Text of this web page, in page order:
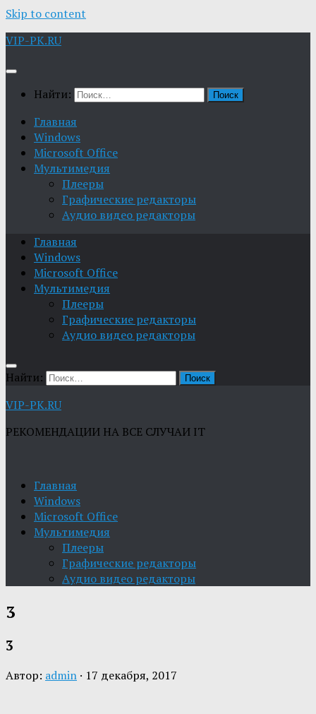
Skip to content
VIP-PK.RU
Найти:
Главная
Windows
Microsoft Office
Мультимедия
Плееры
Графические редакторы
Aудио видео редакторы
Главная
Windows
Microsoft Office
Мультимедия
Плееры
Графические редакторы
Aудио видео редакторы
Найти:
VIP-PK.RU
РЕКОМЕНДАЦИИ НА ВСЕ СЛУЧАИ IT
Главная
Windows
Microsoft Office
Мультимедия
Плееры
Графические редакторы
Aудио видео редакторы
3
3
Автор: admin · 17 декабря, 2017